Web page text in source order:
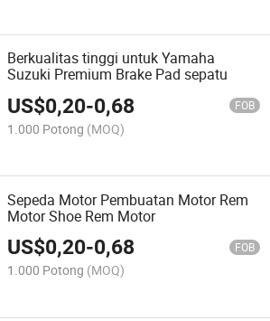
Berkualitas tinggi untuk Yamaha
Suzuki Premium Brake Pad sepatu
US$0,20-0,68 FOB
1.000 Potong (MOQ)
Sepeda Motor Pembuatan Motor Rem
Motor Shoe Rem Motor
US$0,20-0,68 FOB
1.000 Potong (MOQ)